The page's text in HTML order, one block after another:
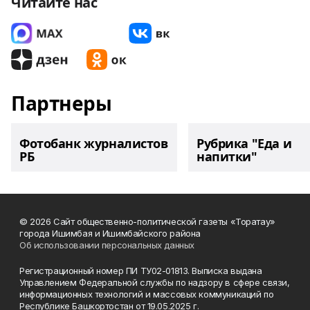
Партнеры
Фотобанк журналистов
РБ
Рубрика "Еда и
напитки"
© 2026 Сайт общественно-политической газеты «Торатау»
города Ишимбая и Ишимбайского района
Об использовании персональных данных
Регистрационный номер ПИ ТУ02-01813. Выписка выдана
Управлением Федеральной службы по надзору в сфере связи,
информационных технологий и массовых коммуникаций по
Республике Башкортостан от 19.05.2025 г.